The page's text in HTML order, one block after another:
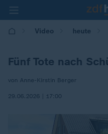
Video heute
Fünf Tote nach
von Anne-Kirstin Berger
29.06.2026 | 17:00